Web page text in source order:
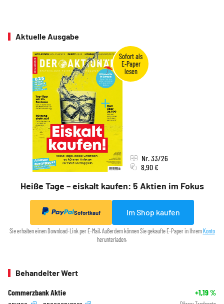
Aktuelle Ausgabe
Heiße Tage – eiskalt kaufen: 5 Aktien im Fokus
Nr. 33/26
8,90 €
Sofortkauf Im Shop kaufen
Sie erhalten einen Download-Link per E-Mail. Außerdem können Sie gekaufte E-Paper in Ihrem Konto
herunterladen.
Behandelter Wert
Commerzbank Aktie +1,19%